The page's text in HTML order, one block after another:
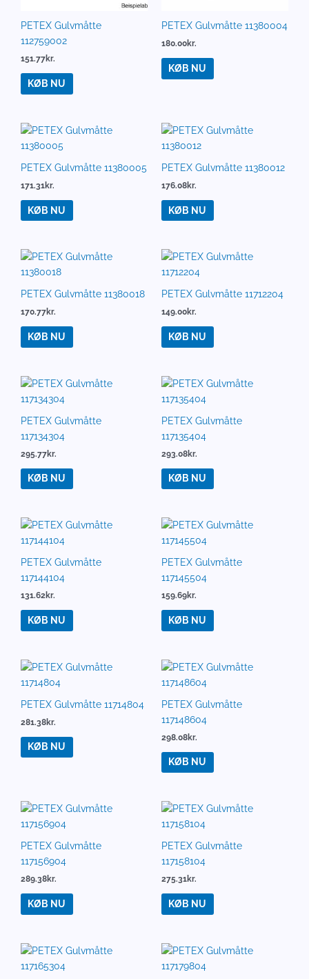
PETEX Gulvmåtte
112759002
151.77kr.
KØB NU
PETEX Gulvmåtte 11380004
180.00kr.
KØB NU
PETEX Gulvmåtte 11380005
171.31kr.
KØB NU
PETEX Gulvmåtte 11380012
176.08kr.
KØB NU
PETEX Gulvmåtte 11380018
170.77kr.
KØB NU
PETEX Gulvmåtte 11712204
149.00kr.
KØB NU
PETEX Gulvmåtte
117134304
295.77kr.
KØB NU
PETEX Gulvmåtte
117135404
293.08kr.
KØB NU
PETEX Gulvmåtte
117144104
131.62kr.
KØB NU
PETEX Gulvmåtte
117145504
159.69kr.
KØB NU
PETEX Gulvmåtte 11714804
281.38kr.
KØB NU
PETEX Gulvmåtte
117148604
298.08kr.
KØB NU
PETEX Gulvmåtte
117156904
289.38kr.
KØB NU
PETEX Gulvmåtte
117158104
275.31kr.
KØB NU